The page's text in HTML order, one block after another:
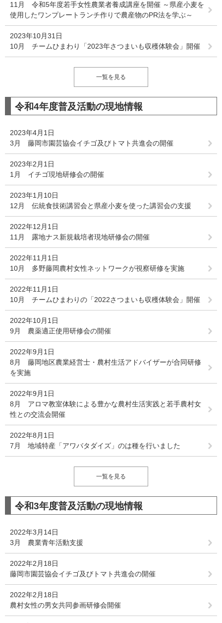
11月 令和5年度若手女性農業者養成講座を開催 ～県産小麦を
使用したワンプレートランチ作りで農産物のPR法を学ぶ～
2023年10月31日
10月 チームひまわり「2023年さつまいも収穫体験会」開催
一覧を見る
令和4年度普及活動の現地情報
2023年4月1日
3月 藤岡市園芸協会イチゴ及びトマト共進会の開催
2023年2月1日
1月 イチゴ現地研修会の開催
2023年1月10日
12月 伝統食技術講習会と県産小麦を使った講習会の支援
2022年12月1日
11月 露地ナス新規栽培者現地研修会の開催
2022年11月1日
10月 多野藤岡農村女性ネットワークが視察研修を実施
2022年11月1日
10月 チームひまわりの「2022さつまいも収穫体験会」開催
2022年10月1日
9月 農薬適正使用研修会の開催
2022年9月1日
8月 藤岡地区農業経営士・農村生活アドバイザーが合同研修
を実施
2022年9月1日
8月 アロマ教室体験による豊かな農村生活実践と若手農村女
性との交流会開催
2022年8月1日
7月 地域特産「アワバタダイズ」のは種を行いました
一覧を見る
令和3年度普及活動の現地情報
2022年3月14日
3月 農業青年活動支援
2022年2月18日
藤岡市園芸協会イチゴ及びトマト共進会の開催
2022年2月18日
農村女性の男女共同参画研修会開催